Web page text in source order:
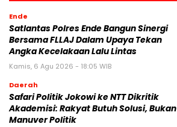
Ende
Satlantas Polres Ende Bangun Sinergi
Bersama FLLAJ Dalam Upaya Tekan
Angka Kecelakaan Lalu Lintas
Kamis, 6 Agu 2026 - 18:05 WIB
Daerah
Safari Politik Jokowi ke NTT Dikritik
Akademisi: Rakyat Butuh Solusi, Bukan
Manuver Politik